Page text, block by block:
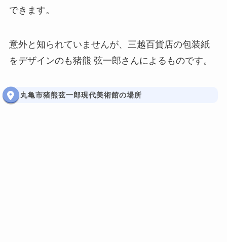
できます。
意外と知られていませんが、三越百貨店の包装紙
をデザインのも猪熊 弦一郎さんによるものです。
丸亀市猪熊弦一郎現代美術館の場所